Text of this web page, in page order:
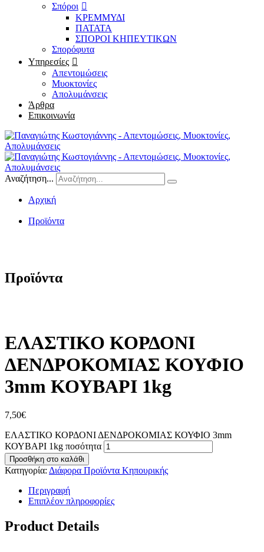
Σπόροι
ΚΡΕΜΜΥΔΙ
ΠΑΤΑΤΑ
ΣΠΟΡΟΙ ΚΗΠΕΥΤΙΚΩΝ
Σπορόφυτα
Υπηρεσίες
Απεντομώσεις
Μυοκτονίες
Απολυμάνσεις
Άρθρα
Επικοινωνία
Αναζήτηση...
Αρχική
Προϊόντα
Προϊόντα
ΕΛΑΣΤΙΚΟ ΚΟΡΔΟΝΙ
ΔΕΝΔΡΟΚΟΜΙΑΣ ΚΟΥΦΙΟ
3mm ΚΟΥΒΑΡΙ 1kg
7,50€
ΕΛΑΣΤΙΚΟ ΚΟΡΔΟΝΙ ΔΕΝΔΡΟΚΟΜΙΑΣ ΚΟΥΦΙΟ 3mm
ΚΟΥΒΑΡΙ 1kg ποσότητα
Προσθήκη στο καλάθι
Κατηγορία: Διάφορα Προϊόντα Κηπουρικής
Περιγραφή
Επιπλέον πληροφορίες
Product Details